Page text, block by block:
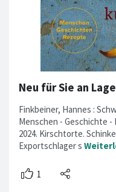
Finkbeiner, Hannes :
Menschen - Geschichte -
2024. Kirschtorte.
Exportschlager s